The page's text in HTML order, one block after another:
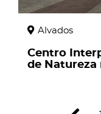
Alvados
Centro
de Natureza